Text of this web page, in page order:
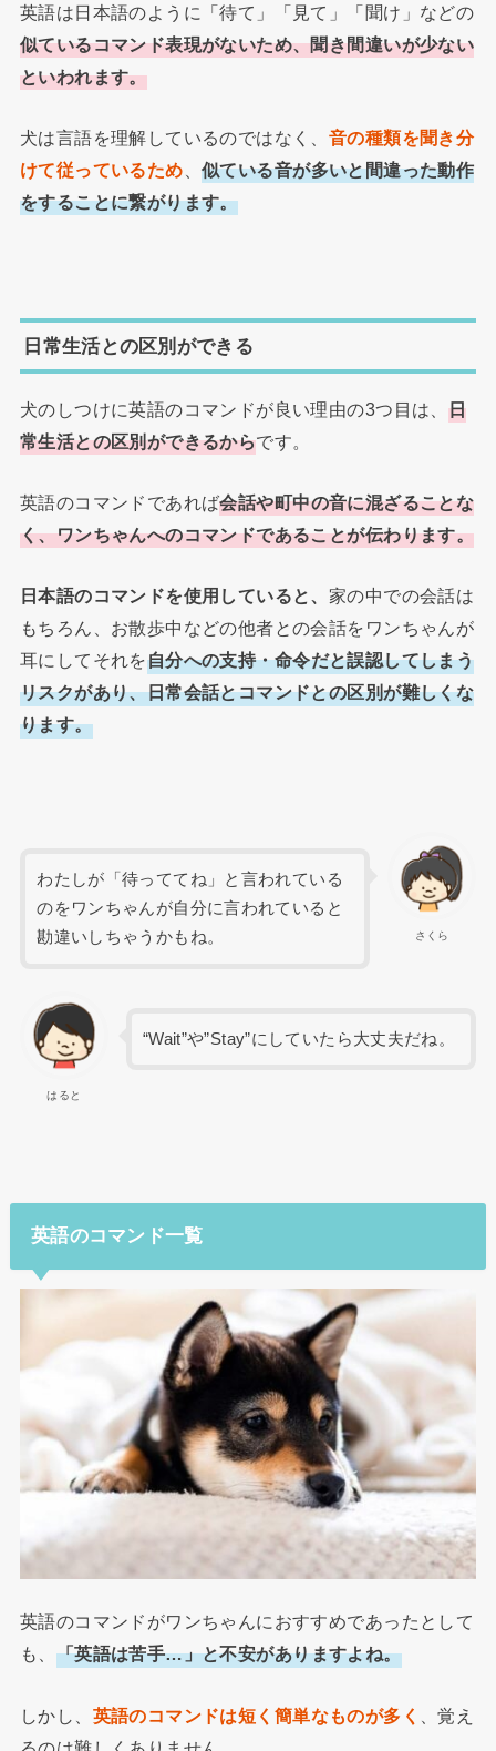
英語は日本語のように「待て」「見て」「聞け」などの
似ているコマンド表現がないため、聞き間違いが少ない
といわれます。
犬は言語を理解しているのではなく、 音の種類を聞き分
けて従っているため 、似ている音が多いと間違った動作
をすることに繋がります。
日常生活との区別ができる
犬のしつけに英語のコマンドが良い理由の3つ目は、 日
常生活との区別ができるからです。
英語のコマンドであれば会話や町中の音に混ざることな
く、ワンちゃんへのコマンドであることが伝わります。
日本語のコマンドを使用していると、 家の中での会話は
もちろん、お散歩中などの他者との会話をワンちゃんが
耳にしてそれを自分への支持・命令だと誤認してしまう
リスクがあり、日常会話とコマンドとの区別が難しくな
ります。
さくら
わたしが「待っててね」と言われている
のをワンちゃんが自分に言われていると
勘違いしちゃうかもね。
はると
“Wait”や”Stay”にしていたら大丈夫だね。
英語のコマンド一覧
英語のコマンドがワンちゃんにおすすめであったとして
も、 「英語は苦手…」と不安がありますよね。
しかし、 英語のコマンドは短く簡単なものが多く
、覚え